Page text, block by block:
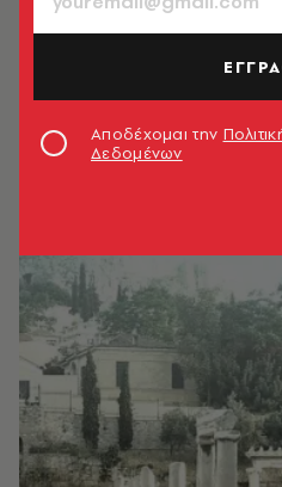
Αποδέχομαι την
Δεδομένων